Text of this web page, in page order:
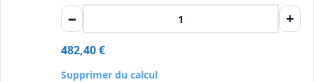
− +
482,40€
Supprimer du calcul